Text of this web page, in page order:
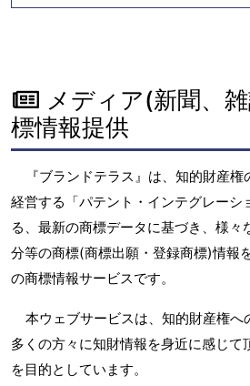
メディア(新聞、
標情報提供
『ブランドテラス』は、知的財産
経営する「パテント・インテグレーシ
る、最新の商標データに基づき、様々
分等の商標(商標出願・登録商標)情報
の商標情報サービスです。
本ウェブサービスは、知的財産権へ
多くの方々に知財情報を身近に感じて
を目的としています。